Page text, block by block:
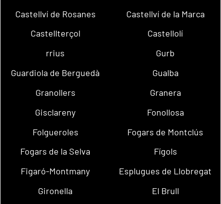
Castellví de Rosanes
Castellví de la Marca
Castellterçol
Castellolí
rrius
Gurb
Guardiola de Berguedà
Gualba
Granollers
Granera
Gisclareny
Fonollosa
Folgueroles
Fogars de Montclús
Fogars de la Selva
Fígols
Figaró-Montmany
Esplugues de Llobregat
Gironella
El Brull